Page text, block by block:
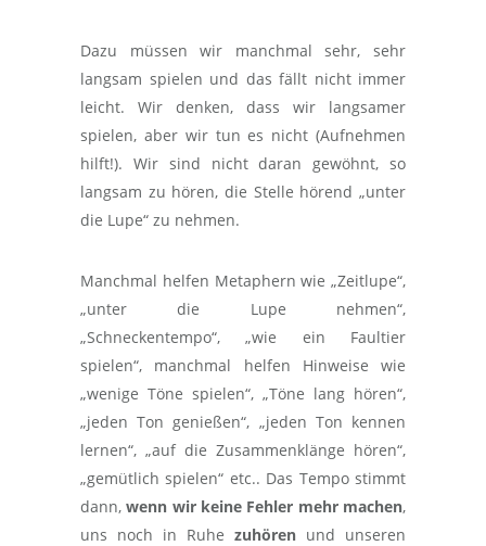
Dazu müssen wir manchmal sehr, sehr
langsam spielen und das fällt nicht immer
leicht. Wir denken, dass wir langsamer
spielen, aber wir tun es nicht (Aufnehmen
hilft!). Wir sind nicht daran gewöhnt, so
langsam zu hören, die Stelle hörend „unter
die Lupe“ zu nehmen.
Manchmal helfen Metaphern wie „Zeitlupe“,
„unter die Lupe nehmen“,
„Schneckentempo“, „wie ein Faultier
spielen“, manchmal helfen Hinweise wie
„wenige Töne spielen“, „Töne lang hören“,
„jeden Ton genießen“, „jeden Ton kennen
lernen“, „auf die Zusammenklänge hören“,
„gemütlich spielen“ etc.. Das Tempo stimmt
dann,wenn wir keine Fehler mehr machen,
uns noch in Ruhe zuhören und unseren